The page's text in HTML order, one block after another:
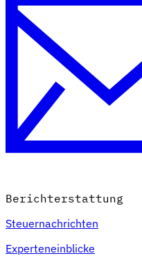
Berichterstattung
Steuernachrichten
Experteneinblicke